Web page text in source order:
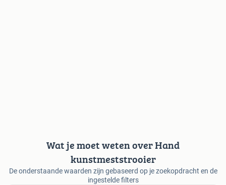
Wat je moet weten over Hand
kunstmeststrooier
De onderstaande waarden zijn gebaseerd op je zoekopdracht en de
ingestelde filters